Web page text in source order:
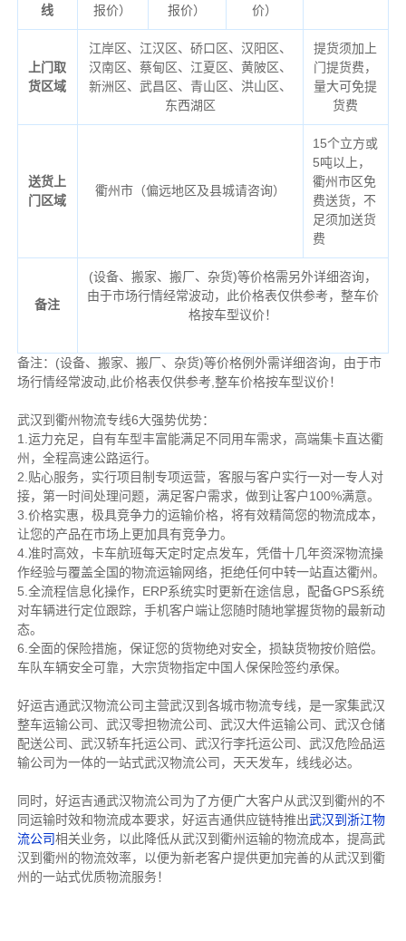
线
报价）
报价）
价）
上门取
货区域
江岸区、江汉区、硚口区、汉阳区、
汉南区、蔡甸区、江夏区、黄陂区、
新洲区、武昌区、青山区、洪山区、
东西湖区
提货须加上
门提货费，
量大可免提
货费
送货上
门区域
衢州市（偏远地区及县城请咨询）
15个立方或
5吨以上，
衢州市区免
费送货，不
足须加送货
费
备注
(设备、搬家、搬厂、杂货)等价格需另外详细咨询，
由于市场行情经常波动，此价格表仅供参考，整车价
格按车型议价！
备注：(设备、搬家、搬厂、杂货)等价格例外需详细咨询，由于市
场行情经常波动,此价格表仅供参考,整车价格按车型议价！
武汉到衢州物流专线6大强势优势：
1.运力充足，自有车型丰富能满足不同用车需求，高端集卡直达衢
州，全程高速公路运行。
2.贴心服务，实行项目制专项运营，客服与客户实行一对一专人对
接，第一时间处理问题，满足客户需求，做到让客户100%满意。
3.价格实惠，极具竞争力的运输价格，将有效精简您的物流成本，
让您的产品在市场上更加具有竞争力。
4.准时高效，卡车航班每天定时定点发车，凭借十几年资深物流操
作经验与覆盖全国的物流运输网络，拒绝任何中转一站直达衢州。
5.全流程信息化操作，ERP系统实时更新在途信息，配备GPS系统
对车辆进行定位跟踪，手机客户端让您随时随地掌握货物的最新动
态。
6.全面的保险措施，保证您的货物绝对安全，损缺货物按价赔偿。
车队车辆安全可靠，大宗货物指定中国人保保险签约承保。
好运吉通武汉物流公司主营武汉到各城市物流专线，是一家集武汉
整车运输公司、武汉零担物流公司、武汉大件运输公司、武汉仓储
配送公司、武汉轿车托运公司、武汉行李托运公司、武汉危险品运
输公司为一体的一站式武汉物流公司，天天发车，线线必达。
同时，好运吉通武汉物流公司为了方便广大客户从武汉到衢州的不
同运输时效和物流成本要求，好运吉通供应链特推出武汉到浙江物
流公司相关业务，以此降低从武汉到衢州运输的物流成本，提高武
汉到衢州的物流效率，以便为新老客户提供更加完善的从武汉到衢
州的一站式优质物流服务！